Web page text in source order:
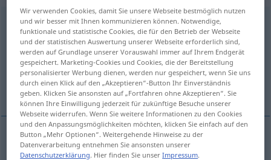
trenerm <-a;-rzy>trenerkaf<-i;gen-rek >
Übersicht aller Übersetzungen
(Für mehr Details die Übersetzung anklicken/antippen)
Trainerin
Trainer(in)m(f) trener
Wir verwenden Cookies, damit Sie unsere Webseite bestmöglich nutzen
und wir besser mit Ihnen kommunizieren können. Notwendige,
funktionale und statistische Cookies, die für den Betrieb der Webseite
und der statistischen Auswertung unserer Webseite erforderlich sind,
werden auf Grundlage unserer Vorauswahl immer auf Ihrem Endgerät
gespeichert. Marketing-Cookies und Cookies, die der Bereitstellung
personalisierter Werbung dienen, werden nur gespeichert, wenn Sie uns
durch einen Klick auf den „Akzeptieren“-Button Ihr Einverständnis
geben. Klicken Sie ansonsten auf „Fortfahren ohne Akzeptieren“. Sie
können Ihre Einwilligung jederzeit für zukünftige Besuche unserer
Webseite widerrufen. Wenn Sie weitere Informationen zu den Cookies
und den Anpassungsmöglichkeiten möchten, klicken Sie einfach auf den
Button „Mehr Optionen“. Weitergehende Hinweise zu der
Datenverarbeitung entnehmen Sie ansonsten unserer
Datenschutzerklärung. Hier finden Sie unserImpressum.